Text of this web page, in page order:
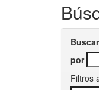
por
Filtros